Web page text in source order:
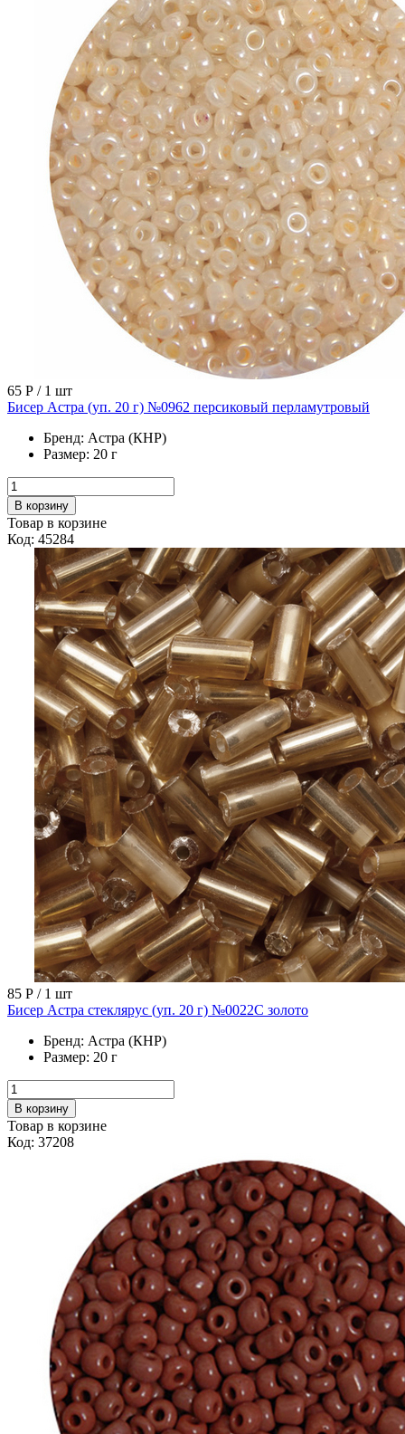
65 Р / 1 шт
Бисер Астра (уп. 20 г) №0962 персиковый перламутровый
Бренд: Астра (КНР)
Размер: 20 г
В корзину
Товар в корзине
Код: 45284
85 Р / 1 шт
Бисер Астра стеклярус (уп. 20 г) №0022С золото
Бренд: Астра (КНР)
Размер: 20 г
В корзину
Товар в корзине
Код: 37208